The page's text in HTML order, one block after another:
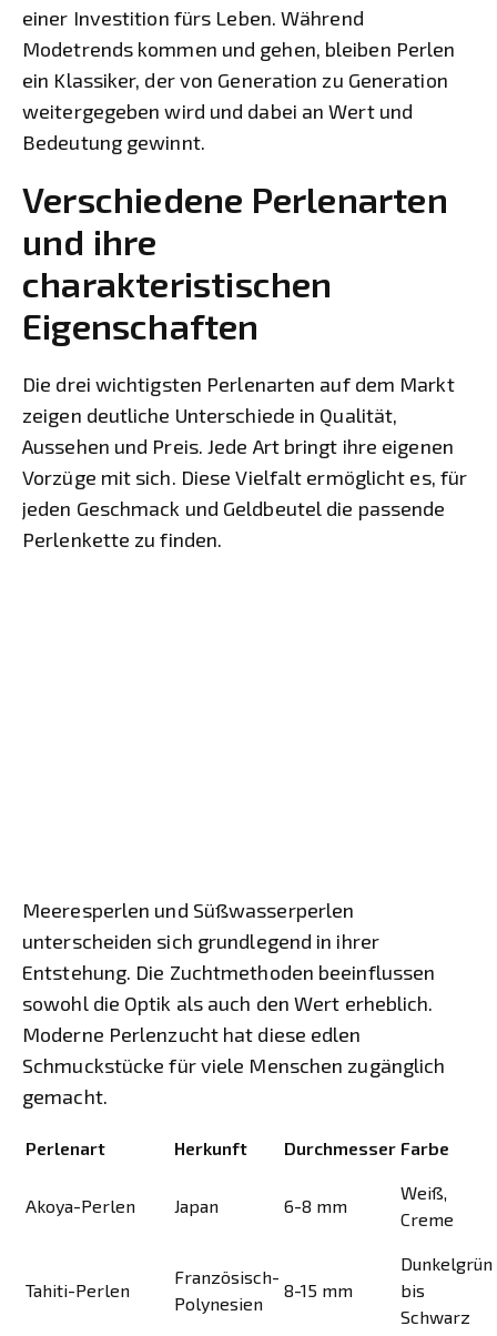
einer Investition fürs Leben. Während
Modetrends kommen und gehen, bleiben Perlen
ein Klassiker, der von Generation zu Generation
weitergegeben wird und dabei an Wert und
Bedeutung gewinnt.
Verschiedene Perlenarten
und ihre
charakteristischen
Eigenschaften
Die drei wichtigsten Perlenarten auf dem Markt
zeigen deutliche Unterschiede in Qualität,
Aussehen und Preis. Jede Art bringt ihre eigenen
Vorzüge mit sich. Diese Vielfalt ermöglicht es, für
jeden Geschmack und Geldbeutel die passende
Perlenkette zu finden.
Meeresperlen und Süßwasserperlen
unterscheiden sich grundlegend in ihrer
Entstehung. Die Zuchtmethoden beeinflussen
sowohl die Optik als auch den Wert erheblich.
Moderne Perlenzucht hat diese edlen
Schmuckstücke für viele Menschen zugänglich
gemacht.
Perlenart Herkunft Durchmesser Farbe
Akoya-Perlen Japan 6-8 mm
Weiß,
Creme
Tahiti-Perlen
Französisch-
Polynesien
8-15 mm
Dunkelgrün
bis
Schwarz